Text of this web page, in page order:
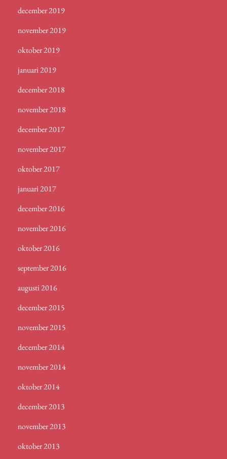
december 2019
november 2019
oktober 2019
januari 2019
december 2018
november 2018
december 2017
november 2017
oktober 2017
januari 2017
december 2016
november 2016
oktober 2016
september 2016
augusti 2016
december 2015
november 2015
december 2014
november 2014
oktober 2014
december 2013
november 2013
oktober 2013